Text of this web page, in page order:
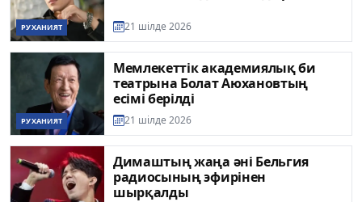
РУХАНИЯТ 21 шілде 2026
РУХАНИЯТ
Мемлекеттік академиялық би
театрына Болат Аюхановтың
есімі берілді
21 шілде 2026
Димаштың жаңа әні Бельгия
радиосының эфирінен
шырқалды